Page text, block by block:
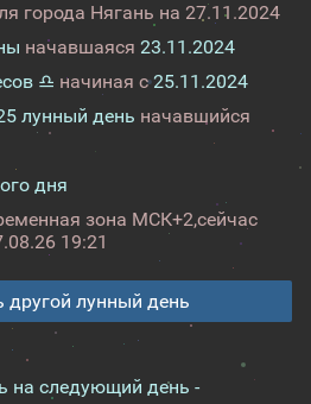
города Нягань на 27.11.2024
начавшаяся 23.11.2024
♎ начиная с25.11.2024
лунный день начавшийся
дня
зона МСК+2,сейчас
19:21
другой лунный день
на следующий день -